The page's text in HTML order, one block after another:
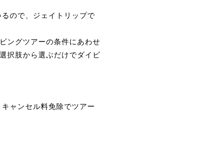
ので、ジェイトリップで
ングツアーの条件にあわせ
択肢から選ぶだけでダイビ
ャンセル料免除でツアー